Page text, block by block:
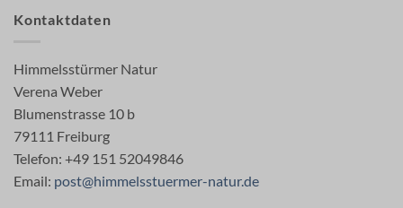
Kontaktdaten
Himmelsstürmer Natur
Verena Weber
Blumenstrasse 10 b
79111 Freiburg
Telefon: +49 151 52049846
Email: post@himmelsstuermer-natur.de